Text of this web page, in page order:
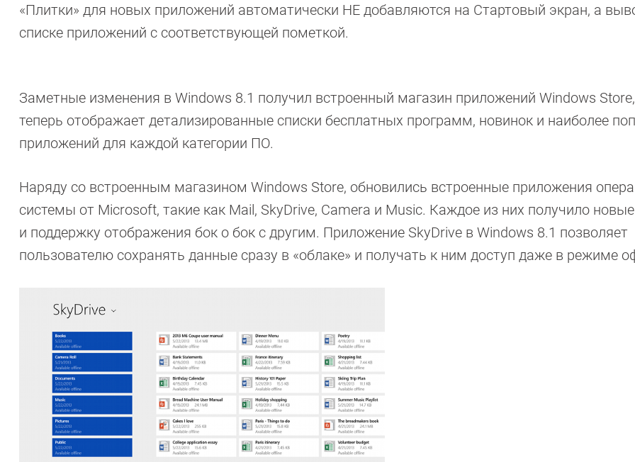
«Плитки» для новых приложений автоматически НЕ добавляются на Стартовый экран, а
списке приложений с соответствующей пометкой.
Заметные изменения в Windows 8.1 получил встроенный магазин приложений Windows
теперь отображает детализированные списки бесплатных программ, новинок и наиболее
приложений для каждой категории ПО.
Наряду со встроенным магазином Windows Store, обновились встроенные приложения
системы от Microsoft, такие как Mail, SkyDrive, Camera и Music. Каждое из них получило
и поддержку отображения бок о бок с другим. Приложение SkyDrive в Windows 8.1 позволяет
пользователю сохранять данные сразу в «облаке» и получать к ним доступ даже в режиме